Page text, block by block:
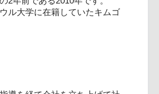
ル大学に在籍していたキムゴ